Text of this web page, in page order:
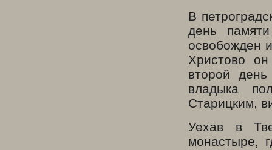
В
день
освобожден
Христово
второй
владыка
Старицким,
Уехав в
монастыре,